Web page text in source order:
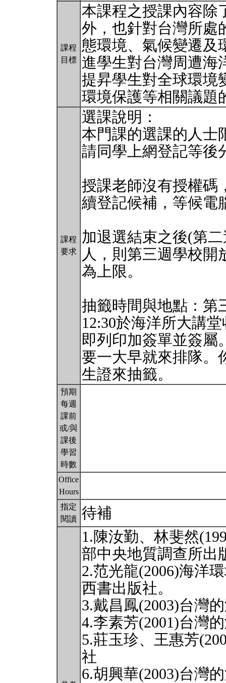
課程
目標
本課程之授課內容除
外，也針對台灣所處
態環境、氣候變遷及
進學生對台灣周遭海
提昇學生對全球環境
環境保護等相關議
課程
要求
選課說明：
本門課的選課的人士
請同學上網登記等後
授課老師沒有授權碼
續登記候補，等候電
加退選結束之後(第
人，則第三週學校開
為上限。
抽籤時間與地點：第
12:30於海洋所大講
即列印加簽單並簽屬
要一大早就來排隊。
生證來抽籤。
預期
每週
課前
或/與
課後
學習
時數
Office
Hours
指定
閱讀 待補
1.陳汝勤、林斐然
部中央地質調查所出
2.范光龍(2006)海洋
西書出版社。
3.戴昌鳳(2003)台灣
4.李素芳(2001)台灣
5.莊玉珍、王惠芳
社
6.胡興華(2003)台灣